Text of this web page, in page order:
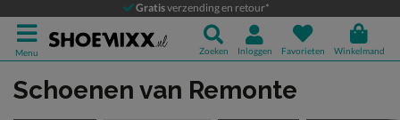
Gratisverzending en retour*
Menu Zoeken Inloggen Favorieten Winkelmand
Schoenen van Remonte